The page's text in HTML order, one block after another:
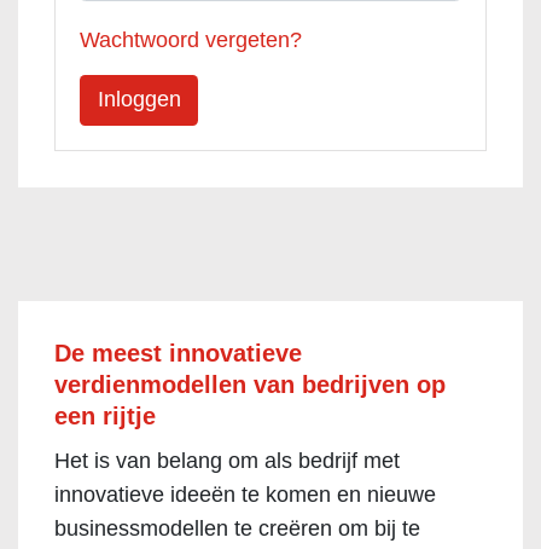
Wachtwoord vergeten?
De meest innovatieve
verdienmodellen van bedrijven op
een rijtje
Het is van belang om als bedrijf met
innovatieve ideeën te komen en nieuwe
businessmodellen te creëren om bij te